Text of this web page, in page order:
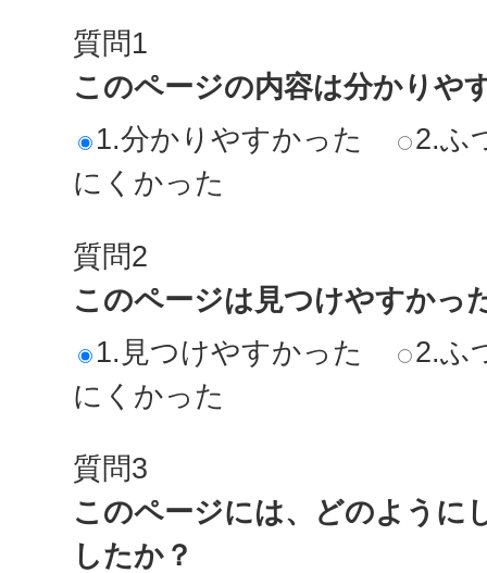
質問1
このページの内容は分かりや
1.分かりやすかった
2.ふ
にくかった
質問2
このページは見つけやすかっ
1.見つけやすかった
2.ふ
にくかった
質問3
このページには、どのように
したか？